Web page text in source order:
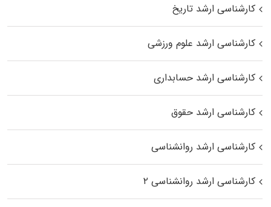
کارشناسی ارشد تاریخ
کارشناسی ارشد علوم ورزشی
کارشناسی ارشد حسابداری
کارشناسی ارشد حقوق
کارشناسی ارشد روانشناسی
کارشناسی ارشد روانشناسی ۲